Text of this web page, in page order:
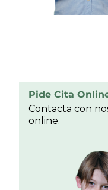
Pide Cita
Contacta con
online.